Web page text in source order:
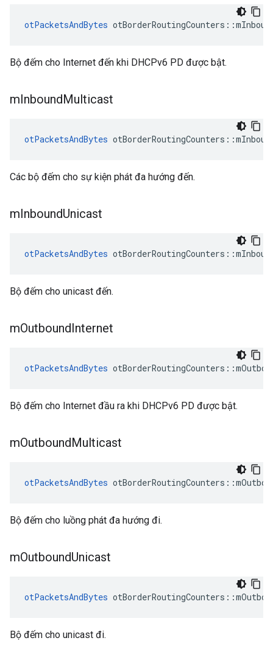
otPacketsAndBytes otBorderRoutingCounters ::
Bộ đếm cho Internet đến khi DHCPv6 PD được bật.
mInboundMulticast
otPacketsAndBytes otBorderRoutingCounters ::
Các bộ đếm cho sự kiện phát đa hướng đến.
mInboundUnicast
otPacketsAndBytes otBorderRoutingCounters ::
Bộ đếm cho unicast đến.
mOutboundInternet
otPacketsAndBytes otBorderRoutingCounters ::
Bộ đếm cho Internet đầu ra khi DHCPv6 PD được bật.
mOutboundMulticast
otPacketsAndBytes otBorderRoutingCounters ::
Bộ đếm cho luồng phát đa hướng đi.
mOutboundUnicast
otPacketsAndBytes otBorderRoutingCounters ::
Bộ đếm cho unicast đi.